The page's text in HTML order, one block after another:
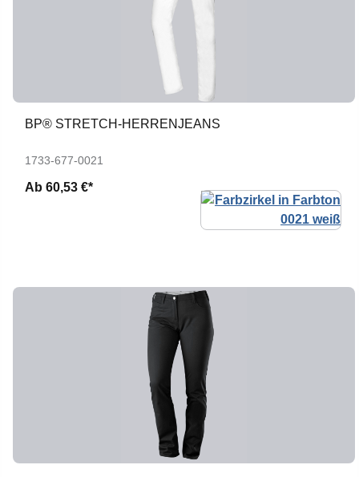
BP® STRETCH-HERRENJEANS
1733-677-0021
Ab 60,53 €*